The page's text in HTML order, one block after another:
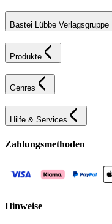
Bastei Lübbe Verlagsgruppe
Produkte
Genres
Hilfe & Services
Zahlungsmethoden
Hinweise